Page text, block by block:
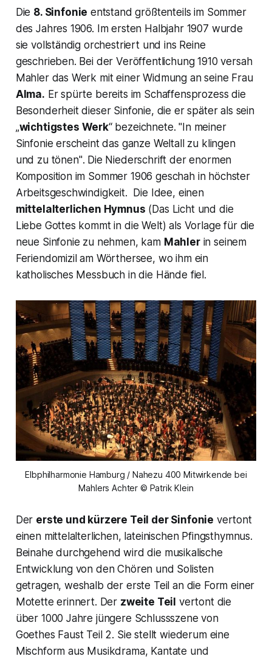
Die 8. Sinfonie entstand größtenteils im Sommer
des Jahres 1906. Im ersten Halbjahr 1907 wurde
sie vollständig orchestriert und ins Reine
geschrieben. Bei der Veröffentlichung 1910 versah
Mahler das Werk mit einer Widmung an seine Frau
Alma. Er spürte bereits im Schaffensprozess die
Besonderheit dieser Sinfonie, die er später als sein
„wichtigstes Werk“ bezeichnete."In meiner
Sinfonie erscheint das ganze Weltall zu klingen
und zu tönen". Die Niederschrift der enormen
Komposition im Sommer 1906 geschah in höchster
Arbeitsgeschwindigkeit. Die Idee, einen
mittelalterlichen Hymnus (Das Licht und die
Liebe Gottes kommt in die Welt) als Vorlage für die
neue Sinfonie zu nehmen, kam Mahlerin seinem
Feriendomizil am Wörthersee, wo ihm ein
katholisches Messbuch in die Hände fiel.
Elbphilharmonie Hamburg / Nahezu 400 Mitwirkende bei
Mahlers Achter © Patrik Klein
Der erste und kürzere Teil der Sinfonie vertont
einen mittelalterlichen, lateinischen Pfingsthymnus.
Beinahe durchgehend wird die musikalische
Entwicklung von den Chören und Solisten
getragen, weshalb der erste Teil an die Form einer
Motette erinnert. Der zweite Teil vertont die
über 1000 Jahre jüngere Schlussszene von
Goethes Faust Teil 2. Sie stellt wiederum eine
Mischform aus Musikdrama, Kantate und